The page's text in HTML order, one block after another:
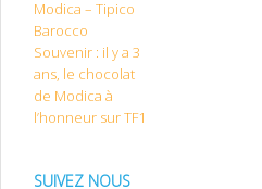
Modica – Tipico
Barocco
Souvenir : il y a 3
ans, le chocolat
de Modica à
l’honneur sur TF1
SUIVEZ NOUS